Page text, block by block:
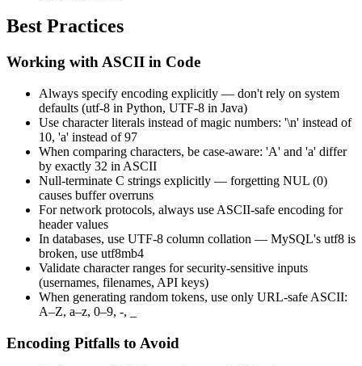
Best Practices
Working with ASCII in Code
Always specify encoding explicitly — don't rely on system
defaults (utf-8 in Python, UTF-8 in Java)
Use character literals instead of magic numbers: '\n' instead of
10, 'a' instead of 97
When comparing characters, be case-aware: 'A' and 'a' differ
by exactly 32 in ASCII
Null-terminate C strings explicitly — forgetting NUL (0)
causes buffer overruns
For network protocols, always use ASCII-safe encoding for
header values
In databases, use UTF-8 column collation — MySQL's utf8 is
broken, use utf8mb4
Validate character ranges for security-sensitive inputs
(usernames, filenames, API keys)
When generating random tokens, use only URL-safe ASCII:
A–Z, a–z, 0–9, -, _
Encoding Pitfalls to Avoid